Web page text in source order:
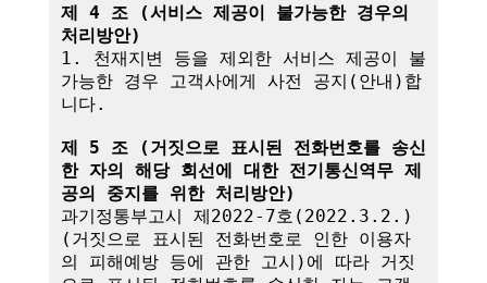
제 4 조 (서비스 제공이 불가능한 경우의
처리방안)
1. 천재지변 등을 제외한 서비스 제공이 불
가능한 경우 고객사에게 사전 공지(안내)합
니다.
제 5 조 (거짓으로 표시된 전화번호를 송신
한 자의 해당 회선에 대한 전기통신역무 제
공의 중지를 위한 처리방안)
과기정통부고시 제2022-7호(2022.3.2.)
(거짓으로 표시된 전화번호로 인한 이용자
의 피해예방 등에 관한 고시)에 따라 거짓